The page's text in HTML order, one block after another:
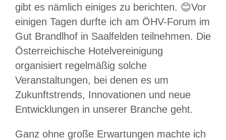
gibt es nämlich einiges zu berichten. 😊Vor
einigen Tagen durfte ich am ÖHV-Forum im
Gut Brandlhof in Saalfelden teilnehmen. Die
Österreichische Hotelvereinigung
organisiert regelmäßig solche
Veranstaltungen, bei denen es um
Zukunftstrends, Innovationen und neue
Entwicklungen in unserer Branche geht.
Ganz ohne große Erwartungen machte ich